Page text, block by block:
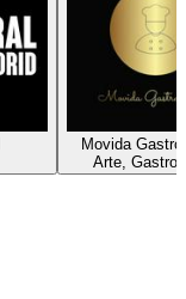
Movida
Arte,